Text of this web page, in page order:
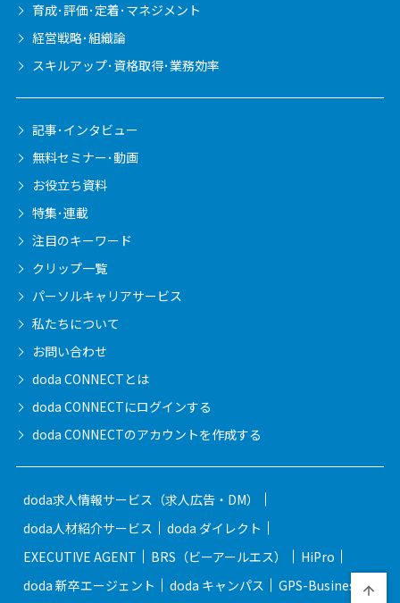
育成･評価･定着･マネジメント
経営戦略･組織論
スキルアップ･資格取得･業務効率
記事･インタビュー
無料セミナー･動画
お役立ち資料
特集･連載
注目のキーワード
クリップ一覧
パーソルキャリアサービス
私たちについて
お問い合わせ
doda CONNECTとは
doda CONNECTにログインする
doda CONNECTのアカウントを作成する
doda求人情報サービス（求人広告・DM）
doda人材紹介サービス
doda ダイレクト
EXECUTIVE AGENT
BRS（ビーアールエス）
HiPro
doda 新卒エージェント
doda キャンパス GPS-Business